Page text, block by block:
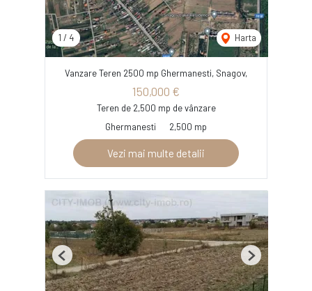
1 / 4 Harta
Vanzare Teren 2500 mp Ghermanesti, Snagov,
150,000 €
Teren de 2,500 mp de vânzare
Ghermanesti
2,500 mp
Vezi mai multe detalii
Previous Next